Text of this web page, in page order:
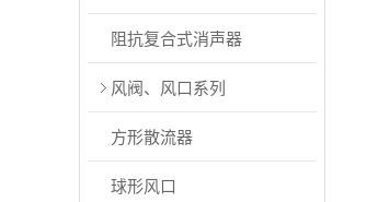
阻抗复合式消声器
风阀、风口系列
方形散流器
球形风口